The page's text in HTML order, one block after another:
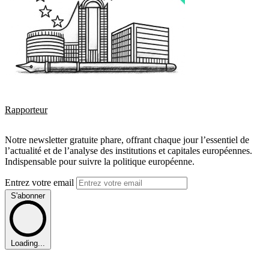
Rapporteur
Notre newsletter gratuite phare, offrant chaque jour l’essentiel de
l’actualité et de l’analyse des institutions et capitales européennes.
Indispensable pour suivre la politique européenne.
Entrez votre email
S'abonner
Loading...